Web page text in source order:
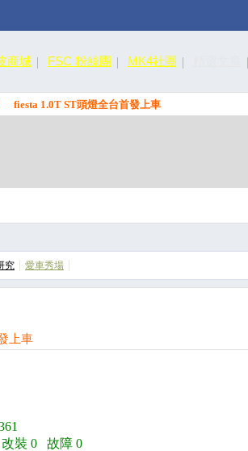
商城 FSC 粉絲團 MK4社團
fiesta 1.0T ST頭燈全台首發上車
究 愛車秀場
上車
裝 0 故障 0